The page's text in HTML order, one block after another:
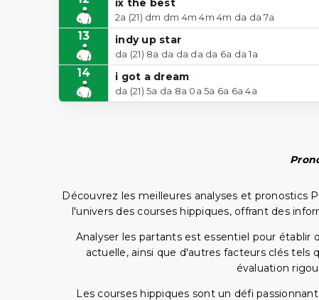
ix the best
2a (21) dm dm 4m 4m 4m da da 7a
13 indy up star
da (21) 8a da da da da 6a da 1a
14 i got a dream
da (21) 5a da 8a 0a 5a 6a 6a 4a
Découvrez les meilleures analyses et pronostics
l'univers des courses hippiques, offrant des
Analyser les partants est essentiel pour
actuelle, ainsi que d'autres facteurs clés
évaluation
Les courses hippiques sont un défi